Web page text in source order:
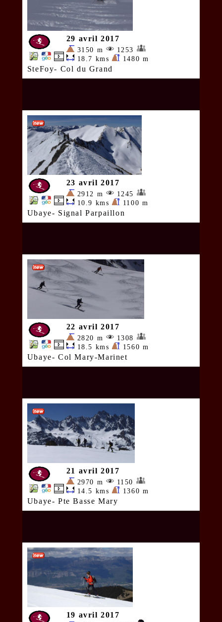
29 avril 2017
3150 m
1253
18.7 kms
1480 m
SteFoy- Col du Grand
23 avril 2017
2912 m
1245
10.9 kms
1100 m
Ubaye- Signal Parpaillon
22 avril 2017
2820 m
1308
18.5 kms
1560 m
Ubaye- Col Mary-Marinet
21 avril 2017
2970 m
1150
14.5 kms
1360 m
Ubaye- Pte Basse Mary
19 avril 2017